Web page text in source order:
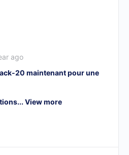
ago
20 maintenant pour une
View more